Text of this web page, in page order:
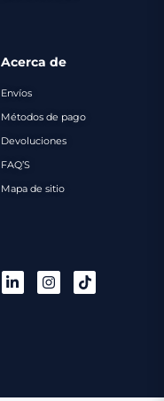
Acerca de
Envíos
Métodos de pago
Devoluciones
FAQ’S
Mapa de sitio